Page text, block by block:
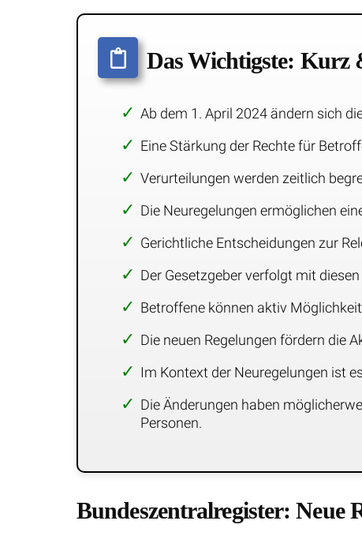
Das Wichtigste: Kurz
Ab dem 1. April 2024 ändern sich
Eine Stärkung der Rechte für
Verurteilungen werden zeitlich
Die Neuregelungen ermöglichen
Gerichtliche Entscheidungen zur
Der Gesetzgeber verfolgt mit
Betroffene können aktiv
Die neuen Regelungen fördern die
Im Kontext der Neuregelungen ist
Die Änderungen haben
Personen.
Bundeszentralregister: Neue